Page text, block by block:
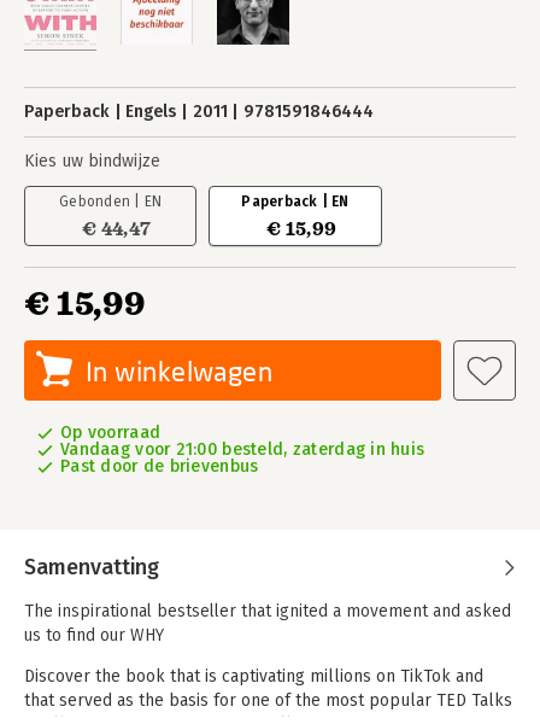
Paperback Engels 2011 9781591846444
Kies uw bindwijze
Gebonden | EN
€ 44,47
Paperback | EN
€ 15,99
€ 15,99
In winkelwagen
Op voorraad
Vandaag voor 21:00 besteld, zaterdag in huis
Past door de brievenbus
Samenvatting
The inspirational bestseller that ignited a movement and asked
us to find our WHY
Discover the book that is captivating millions on TikTok and
that served as the basis for one of the most popular TED Talks